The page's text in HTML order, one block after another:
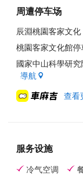
周遭停车场
辰淵桃園客家文
桃園客家文化館
國家中山科學研
導航
查看
服务设施
冷气空调